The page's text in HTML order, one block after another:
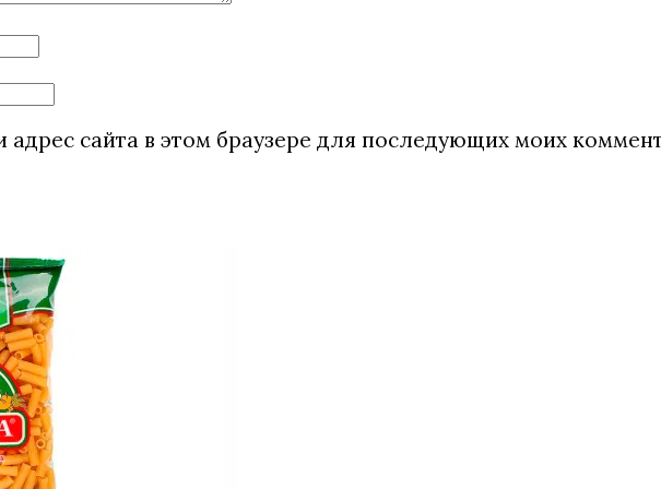
сайта в этом браузере для последующих моих